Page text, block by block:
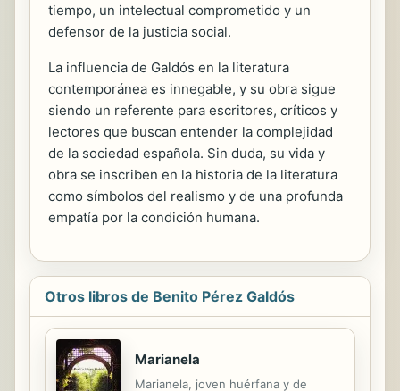
tiempo, un intelectual comprometido y un
defensor de la justicia social.
La influencia de Galdós en la literatura
contemporánea es innegable, y su obra sigue
siendo un referente para escritores, críticos y
lectores que buscan entender la complejidad
de la sociedad española. Sin duda, su vida y
obra se inscriben en la historia de la literatura
como símbolos del realismo y de una profunda
empatía por la condición humana.
Otros libros de Benito Pérez Galdós
Marianela
Marianela, joven huérfana y de